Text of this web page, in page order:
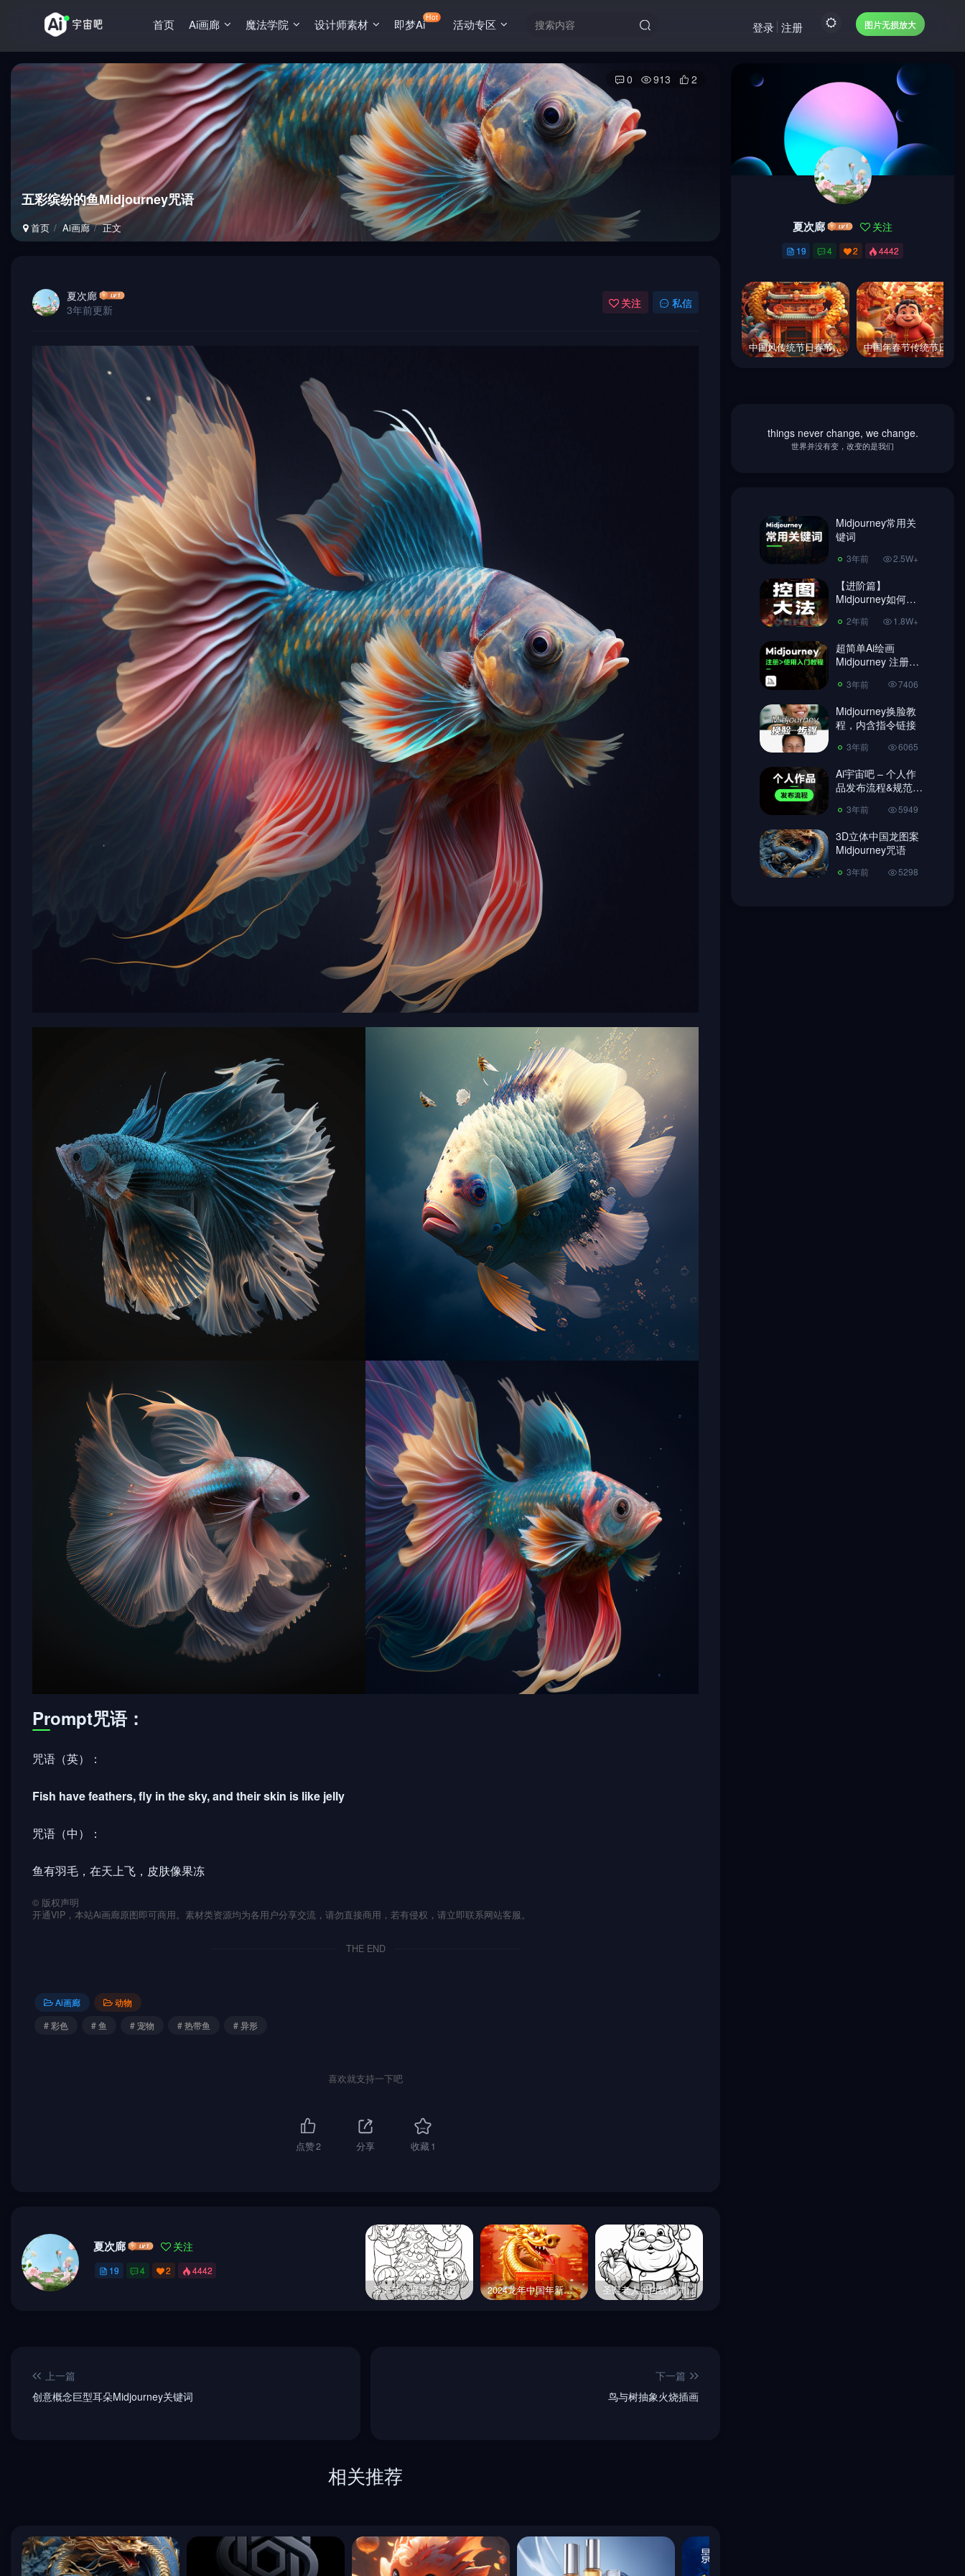
首页 Ai画廊 魔法学院 设计师素材 即梦AiHot 活动专区 图片无损放大
登录 注册
五彩缤纷的鱼Midjourney咒语
首页 Ai画廊 正文
0 913 2
夏次廊
3年前更新
关注 私信
Prompt咒语：
咒语（英）：
Fish have feathers, fly in the sky, and their skin is like jelly
咒语（中）：
鱼有羽毛，在天上飞，皮肤像果冻
© 版权声明
开通VIP，本站Ai画廊原图即可商用。素材类资源均为各用户分享交流，请勿直接商用，若有侵权，请立即联系网站客服。
THE END
Ai画廊
动物
# 彩色
# 鱼 # 宠物 # 热带鱼 # 异形
喜欢就支持一下吧
点赞2 分享 收藏1
夏次廊 关注
19 4 2 4442
圣诞节家庭装扮圣诞树黑白线稿简笔画涂色卡Midjourney关键词提示词咒语 2024龙年中国年新年春节元旦元宵海报背景Midjourney关键词提示词咒语 圣诞老人黑白线稿简笔画Midjourney关键词提示词咒语
上一篇
创意概念巨型耳朵Midjourney关键词
下一篇
鸟与树抽象火烧插画
相关推荐
夏次廊 关注
19 4 2 4442
中国风传统节日春节元旦元宵中秋海报背景Midjourney关键词提示词咒语
Midjourney常用关
Midjourney如何控
图，做到收放自
如！2年前
超简单Ai绘画
Midjourney 注册教
程、使用教程!
3年前 7406
Midjourney换脸教
程，内含指令链接
3年前 6065
Ai宇宙吧 – 个人作
品发布流程&规范
【必读】
3年前 5949
3D立体中国龙图案
Midjourney咒语
3年前 5298
夏次廊 关注
19 4 2 4442
中国风传统节日春节元旦元宵中秋海报背景Midjourney关键词提示词咒语
things never change, we change.
世界并没有变，改变的是我们
Midjourney常用关
键词
3年前 2.5W+
【进阶篇】
Midjourney如何控
如！2年前 1.8W+
超简单Ai绘画
Midjourney 注册教
3年前 7406
Midjourney换脸教
程，内含指令链接
3年前 6065
Ai宇宙吧 – 个人作
品发布流程&规范
3年前 5949
3D立体中国龙图案
Midjourney咒语
3年前 5298